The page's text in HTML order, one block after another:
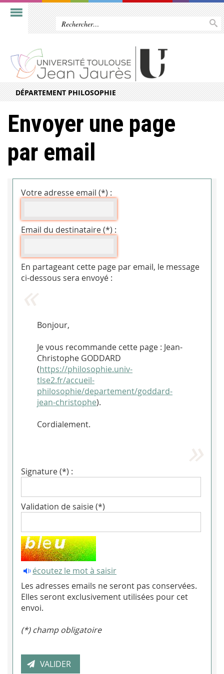
DÉPARTEMENT PHILOSOPHIE
Envoyer une page
par email
Votre adresse email (*) :
Email du destinataire (*) :
En partageant cette page par email, le message
ci-dessous sera envoyé :
Bonjour,
Je vous recommande cette page : Jean-
Christophe GODDARD
(https://philosophie.univ-
tlse2.fr/accueil-
philosophie/departement/goddard-
jean-christophe).
Cordialement.
Signature (*) :
Validation de saisie (*)
écoutez le mot à saisir
Les adresses emails ne seront pas conservées.
Elles seront exclusivement utilisées pour cet
envoi.
(*) champ obligatoire